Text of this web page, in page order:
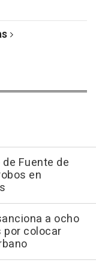
Fuente de
en
a ocho
por colocar